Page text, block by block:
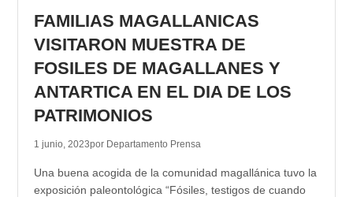
FAMILIAS MAGALLANICAS
VISITARON MUESTRA DE
FOSILES DE MAGALLANES Y
ANTARTICA EN EL DIA DE LOS
PATRIMONIOS
1 junio, 2023por Departamento Prensa
Una buena acogida de la comunidad magallánica tuvo la
exposición paleontológica “Fósiles, testigos de cuando